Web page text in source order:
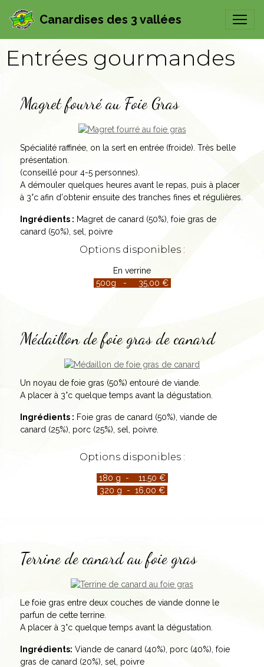
Canardises des 3 vallées
Entrées gourmandes
Magret fourré au Foie Gras
Spécialité raffinée, on la sert en entrée (froide). Très belle
présentation.
(conseillé pour 4-5 personnes).
A démouler quelques heures avant le repas, puis à placer
à 3°c afin d'obtenir ensuite des tranches fines et régulières.
Ingrédients : Magret de canard (50%), foie gras de
canard (50%), sel, poivre
Options disponibles :
En verrine
500g - 35,00 €
Médaillon de foie gras de canard
Un noyau de foie gras (50%) entouré de viande.
A placer à 3°c quelque temps avant la dégustation.
Ingrédients : Foie gras de canard (50%), viande de
canard (25%), porc (25%), sel, poivre.
Options disponibles :
180 g - 11.50 €
320 g - 16,00 €
Terrine de canard au foie gras
Le foie gras entre deux couches de viande donne le
parfun de cette terrine.
A placer à 3°c quelque temps avant la dégustation.
Ingrédients: Viande de canard (40%), porc (40%), foie
gras de canard (20%), sel, poivre